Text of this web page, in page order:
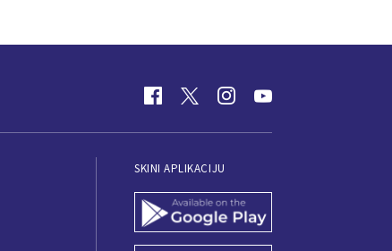
SKINI APLIKACIJU